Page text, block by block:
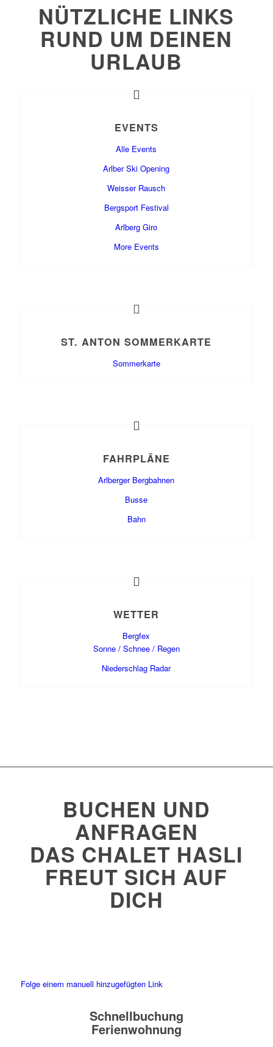
NÜTZLICHE LINKS
RUND UM DEINEN
URLAUB
EVENTS
Alle Events
Arlber Ski Opening
Weisser Rausch
Bergsport Festival
Arlberg Giro
More Events
ST. ANTON SOMMERKARTE
Sommerkarte
FAHRPLÄNE
Arlberger Bergbahnen
Busse
Bahn
WETTER
Bergfex
Sonne / Schnee / Regen
Niederschlag Radar
BUCHEN UND
ANFRAGEN
DAS CHALET HASLI
FREUT SICH AUF
DICH
Folge einem manuell hinzugefügten Link
Schnellbuchung
Ferienwohnung